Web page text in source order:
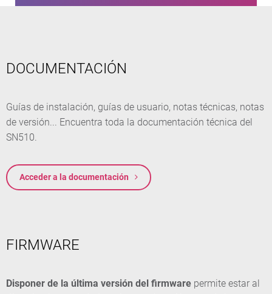
DOCUMENTACIÓN
Guías de instalación, guías de usuario, notas técnicas, notas
de versión... Encuentra toda la documentación técnica del
SN510.
Acceder a la documentación
FIRMWARE
Disponer de la última versión del firmware permite estar al